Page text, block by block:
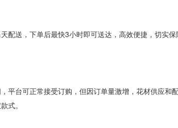
配送，下单后最快3小时即可送达，高效便捷，切实保
平台可正常接受订购，但因订单量激增，花材供应和
式。